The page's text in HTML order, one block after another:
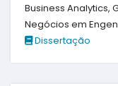
Business Analytics,
Negócios em
Dissertação